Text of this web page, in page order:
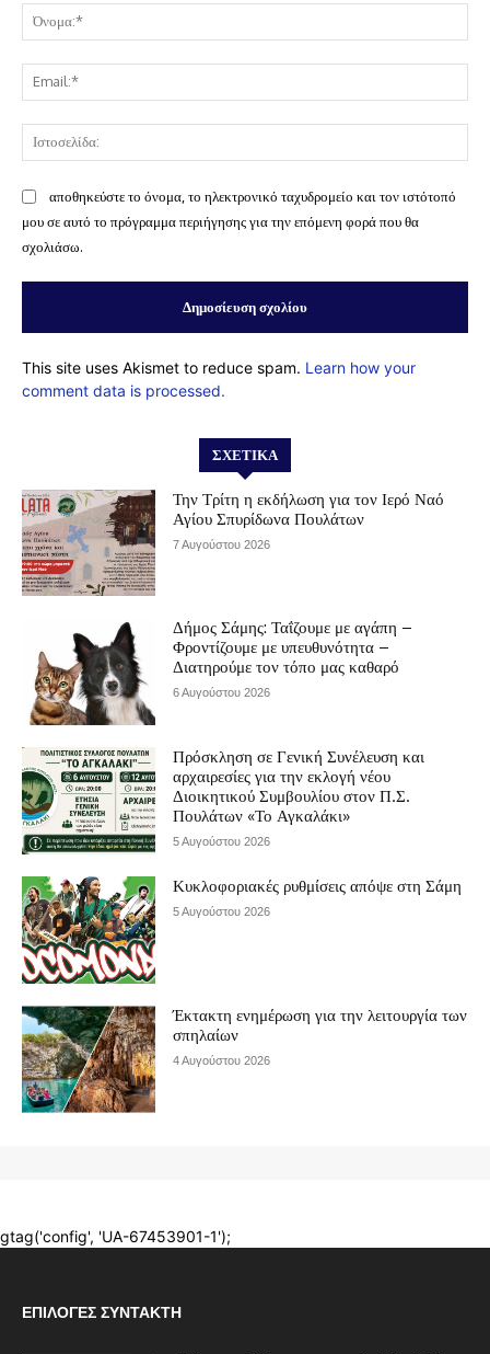
ΕΠΙΛΟΓΈΣ ΣΥΝΤΆΚΤΗ